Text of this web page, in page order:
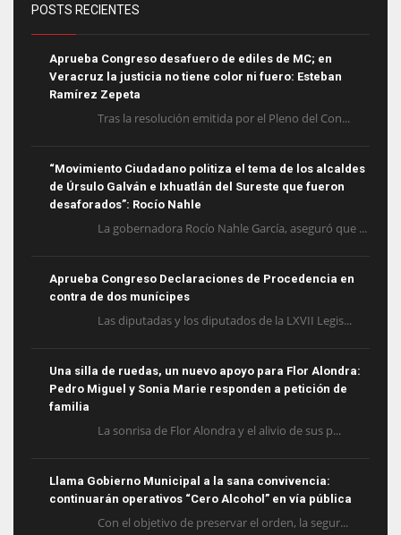
POSTS RECIENTES
Aprueba Congreso desafuero de ediles de MC; en
Veracruz la justicia no tiene color ni fuero: Esteban
Ramírez Zepeta
Tras la resolución emitida por el Pleno del Con...
“Movimiento Ciudadano politiza el tema de los alcaldes
de Úrsulo Galván e Ixhuatlán del Sureste que fueron
desaforados”: Rocío Nahle
La gobernadora Rocío Nahle García, aseguró que ...
Aprueba Congreso Declaraciones de Procedencia en
contra de dos munícipes
Las diputadas y los diputados de la LXVII Legis...
Una silla de ruedas, un nuevo apoyo para Flor Alondra:
Pedro Miguel y Sonia Marie responden a petición de
familia
La sonrisa de Flor Alondra y el alivio de sus p...
Llama Gobierno Municipal a la sana convivencia:
continuarán operativos “Cero Alcohol” en vía pública
Con el objetivo de preservar el orden, la segur...